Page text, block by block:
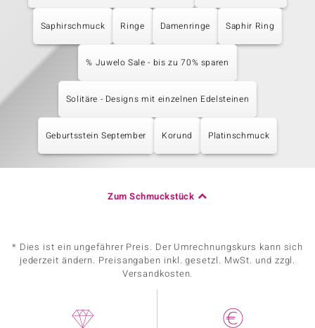
Saphirschmuck Ringe Damenringe Saphir Ring
% Juwelo Sale - bis zu 70% sparen
Solitäre - Designs mit einzelnen Edelsteinen
Geburtsstein September Korund Platinschmuck
Zum Schmuckstück
* Dies ist ein ungefährer Preis. Der Umrechnungskurs kann sich
jederzeit ändern. Preisangaben inkl. gesetzl. MwSt. und zzgl.
Versandkosten.